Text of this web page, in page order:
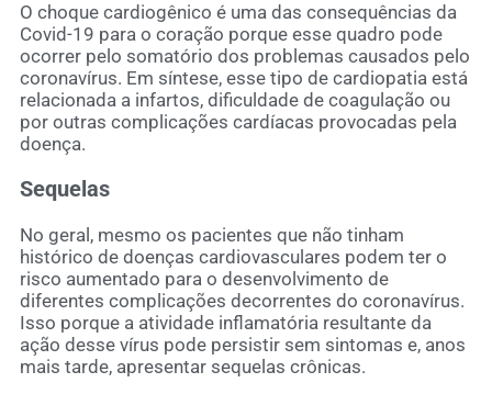
O choque cardiogênico é uma das consequências da
Covid-19 para o coração porque esse quadro pode
ocorrer pelo somatório dos problemas causados pelo
coronavírus. Em síntese, esse tipo de cardiopatia está
relacionada a infartos, dificuldade de coagulação ou
por outras complicações cardíacas provocadas pela
doença.
Sequelas
No geral, mesmo os pacientes que não tinham
histórico de doenças cardiovasculares podem ter o
risco aumentado para o desenvolvimento de
diferentes complicações decorrentes do coronavírus.
Isso porque a atividade inflamatória resultante da
ação desse vírus pode persistir sem sintomas e, anos
mais tarde, apresentar sequelas crônicas.